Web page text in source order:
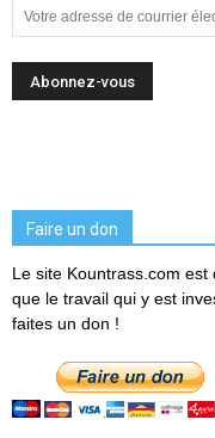
Faire un don
Le site Kountrass.com
que le travail qui y est
faites un don !